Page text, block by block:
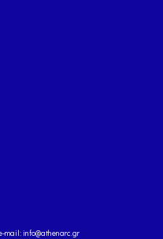
mail: info@athenarc.gr